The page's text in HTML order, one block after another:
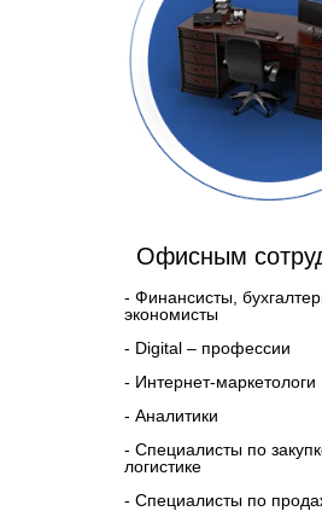
Офисным
- Финансисты,
экономисты
- Digital – профессии
- Интернет-маркетологи
- Аналитики
- Специалисты по
логистике
- Специалисты по